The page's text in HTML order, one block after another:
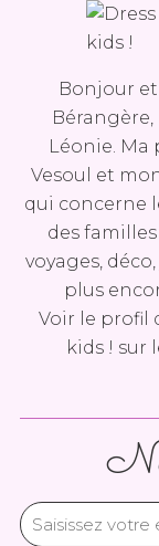
Bonjour
Léonie.
Vesoul et
qui concerne
des
voyages,
plus
Voir le profil
kids ! sur